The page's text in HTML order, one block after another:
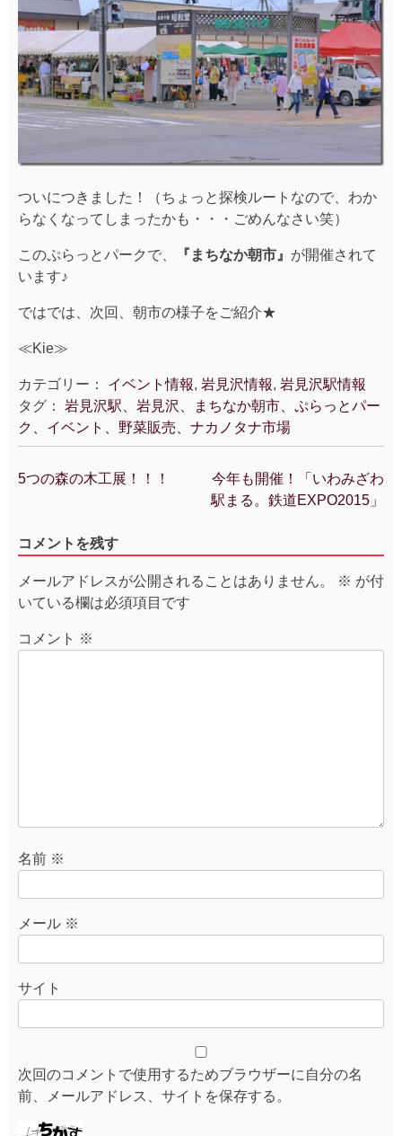
ついにつきました！（ちょっと探検ルートなので、わか
らなくなってしまったかも・・・ごめんなさい笑）
このぷらっとパークで、 『まちなか朝市』 が開催されて
います♪
ではでは、次回、朝市の様子をご紹介★
≪Kie≫
カテゴリー： イベント情報, 岩見沢情報, 岩見沢駅情報
タグ： 岩見沢駅、岩見沢、まちなか朝市、ぷらっとパー
ク、イベント、野菜販売、ナカノタナ市場
投
ビ
ー
シ
ョ
ン
5つの森の木工展！！！
今年も開催！「いわみざわ
駅まる。鉄道EXPO2015」
コメントを残す
メールアドレスが公開されることはありません。 ※ が付
いている欄は必須項目です
コメント ※
名前 ※
メール ※
サイト
次回のコメントで使用するためブラウザーに自分の名
前、メールアドレス、サイトを保存する。